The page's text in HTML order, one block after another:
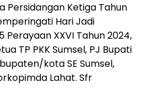
Persidangan Ketiga Tahun
Hari Jadi
Perayaan XXVI Tahun 2024,
TP PKK Sumsel, PJ Bupati
kota SE Sumsel,
Lahat. Sfr